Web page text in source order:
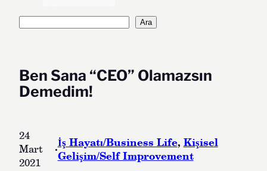
Ara
Ben Sana “CEO” Olamazsın
Demedim!
24
Mart
2021
·İş Hayatı/Business Life, Kişisel
Gelişim/Self Improvement